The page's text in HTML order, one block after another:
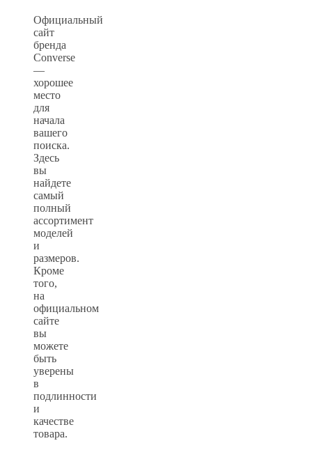
Официальный
сайт
бренда
Converse
—
хорошее
место
для
начала
вашего
поиска.
Здесь
вы
найдете
самый
полный
ассортимент
моделей
и
размеров.
Кроме
того,
на
официальном
сайте
вы
можете
быть
уверены
в
подлинности
и
качестве
товара.